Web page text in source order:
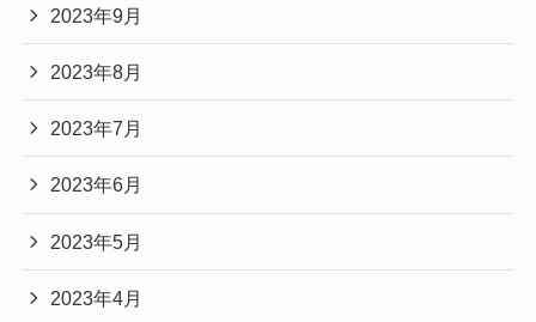
2023年9月
2023年8月
2023年7月
2023年6月
2023年5月
2023年4月